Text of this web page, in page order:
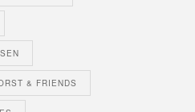
& FRIENDS